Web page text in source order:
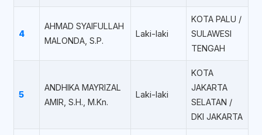
4
AHMAD SYAIFULLAH
MALONDA, S.P.
Laki-laki
KOTA PALU /
SULAWESI
TENGAH
5
ANDHIKA MAYRIZAL
AMIR, S.H., M.Kn.
Laki-laki
KOTA
JAKARTA
SELATAN /
DKI JAKARTA